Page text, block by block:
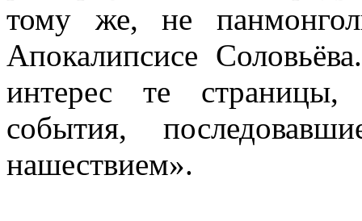
тому же, не
Апокалипсисе
интерес те страницы,
события,
нашествием».